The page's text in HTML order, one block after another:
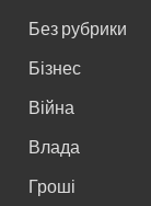
Без рубрики
Бізнес
Війна
Влада
Гроші